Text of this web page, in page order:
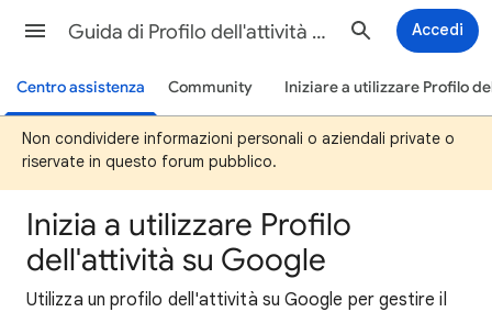
Guida di Profilo dell'attività su Google Accedi
Centro assistenza Community Iniziare a utilizzare Profilo
Non condividere informazioni personali o aziendali private o
riservate in questo forum pubblico.
Inizia a utilizzare Profilo
dell'attività su Google
Utilizza un profilo dell'attività su Google per gestire il